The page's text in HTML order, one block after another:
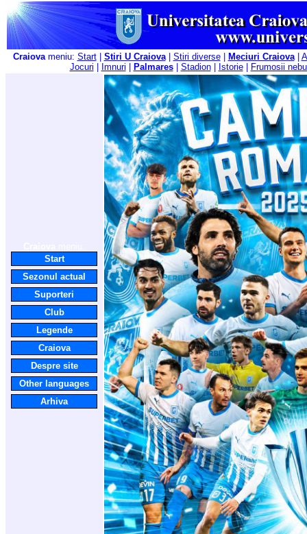
Craiovameniu: Start| Stiri U Craiova| Stiri diverse| Meciuri Craiova|
Jocuri
Imnuri Palmares| Stadion| Istorie| Frumosii
Start
Sezonul actual
Suporteri
Club
Legende
Craiova
Despre site
Other languages
Arhiva